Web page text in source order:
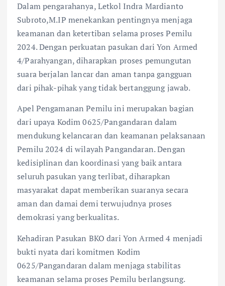
Dalam pengarahanya, Letkol Indra Mardianto
Subroto,M.IP menekankan pentingnya menjaga
keamanan dan ketertiban selama proses Pemilu
2024. Dengan perkuatan pasukan dari Yon Armed
4/Parahyangan, diharapkan proses pemungutan
suara berjalan lancar dan aman tanpa gangguan
dari pihak-pihak yang tidak bertanggung jawab.
Apel Pengamanan Pemilu ini merupakan bagian
dari upaya Kodim 0625/Pangandaran dalam
mendukung kelancaran dan keamanan pelaksanaan
Pemilu 2024 di wilayah Pangandaran. Dengan
kedisiplinan dan koordinasi yang baik antara
seluruh pasukan yang terlibat, diharapkan
masyarakat dapat memberikan suaranya secara
aman dan damai demi terwujudnya proses
demokrasi yang berkualitas.
Kehadiran Pasukan BKO dari Yon Armed 4 menjadi
bukti nyata dari komitmen Kodim
0625/Pangandaran dalam menjaga stabilitas
keamanan selama proses Pemilu berlangsung.